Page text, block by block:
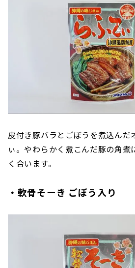
皮付き豚バラとごぼうを煮込んだ
ぃ。やわらかく煮こんだ豚の角煮
く合います。
・軟骨そーき ごぼう入り